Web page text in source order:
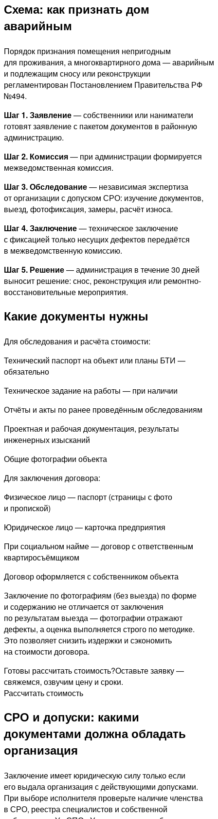
Схема: как признать дом
аварийным
Порядок признания помещения непригодным
для проживания, а многоквартирного дома — аварийным
и подлежащим сносу или реконструкции
регламентирован Постановлением Правительства РФ
№494.
Шаг 1. Заявление— собственники или наниматели
готовят заявление с пакетом документов в районную
администрацию.
Шаг 2. Комиссия— при администрации формируется
межведомственная комиссия.
Шаг 3. Обследование— независимая экспертиза
от организации с допуском СРО: изучение документов,
выезд, фотофиксация, замеры, расчёт износа.
Шаг 4. Заключение— техническое заключение
с фиксацией только несущих дефектов передаётся
в межведомственную комиссию.
Шаг 5. Решение— администрация в течение 30 дней
выносит решение: снос, реконструкция или ремонтно-
восстановительные мероприятия.
Какие документы нужны
Для обследования и расчёта стоимости:
Технический паспорт на объект или планы БТИ —
обязательно
Техническое задание на работы — при наличии
Отчёты и акты по ранее проведённым обследованиям
Проектная и рабочая документация, результаты
инженерных изысканий
Общие фотографии объекта
Для заключения договора:
Физическое лицо — паспорт (страницы с фото
и пропиской)
Юридическое лицо — карточка предприятия
При социальном найме — договор с ответственным
квартиросъёмщиком
Договор оформляется с собственником объекта
Заключение по фотографиям (без выезда) по форме
и содержанию не отличается от заключения
по результатам выезда — фотографии отражают
дефекты, а оценка выполняется строго по методике.
Это позволяет снизить издержки и сэкономить
на стоимости договора.
Готовы рассчитать стоимость?Оставьте заявку —
свяжемся, озвучим цену и сроки.
Рассчитать стоимость
СРО и допуски: какими
документами должна обладать
организация
Заключение имеет юридическую силу только если
его выдала организация с действующими допусками.
При выборе исполнителя проверьте наличие членства
в СРО, реестра специалистов и собственной